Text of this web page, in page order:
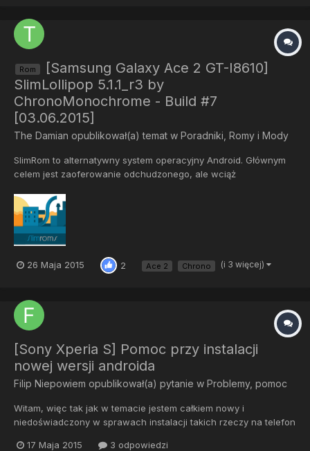
Rom
[Samsung Galaxy Ace 2 GT-I8610]
SlimLollipop 5.1.1_r3 by
ChronoMonochrome - Build #7
[03.06.2015]
The Damian opublikował(a) temat w Poradniki, Romy i Mody
SlimRom to alternatywny system operacyjny Android. Głównym
celem jest zaoferowanie odchudzonego, ale wciąż
ustawienia są już na miejscu, wiele jeszcze brakuje, a przyjdzie
z czasem. Bądź na bieżąco! Znane bugi: Nie działa nagrywanie
au...
26 Maja 2015 2 Ace 2 Chrono (i 3 więcej)
[Sony Xperia S] Pomoc przy instalacji
nowej wersji androida
Filip Niepowiem opublikował(a) pytanie w Problemy, pomoc
Witam, więc tak jak w temacie jestem całkiem nowy i
niedoświadczony w sprawach instalacji takich rzeczy na telefon
17 Maja 2015 3 odpowiedzi